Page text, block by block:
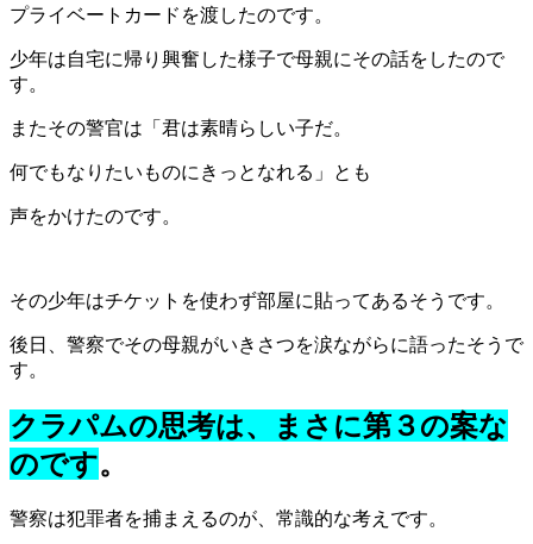
プライベートカードを渡したのです。
少年は自宅に帰り興奮した様子で母親にその話をしたので
す。
またその警官は「君は素晴らしい子だ。
何でもなりたいものにきっとなれる」とも
声をかけたのです。
その少年はチケットを使わず部屋に貼ってあるそうです。
後日、警察でその母親がいきさつを涙ながらに語ったそうで
す。
クラパムの思考は、まさに第３の案な
のです。
警察は犯罪者を捕まえるのが、常識的な考えです。